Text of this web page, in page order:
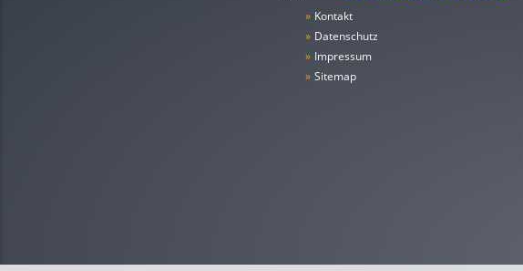
» Kontakt
» Datenschutz
» Impressum
» Sitemap